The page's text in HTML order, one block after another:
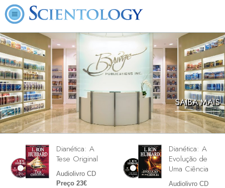
SAIBA MAIS
Dianética: A
Tese Original
Audiolivro CD
Preço 23€
Dianética: A
Evolução de
Uma Ciência
Audiolivro CD